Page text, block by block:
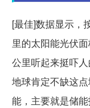
[最佳]数据显示，
里的太阳能光伏
公里听起来挺吓
地球肯定不缺这
能，主要就是储能